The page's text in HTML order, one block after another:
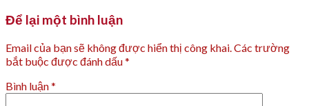
Để lại một bình luận
Email của bạn sẽ không được hiển thị công khai. Các trường
bắt buộc được đánh dấu*
Bình luận*